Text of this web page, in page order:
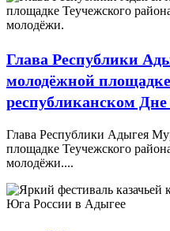
Глава Республики
молодёжной
республиканском
Глава Республики Адыгея
площадке Теучежского
молодёжи....